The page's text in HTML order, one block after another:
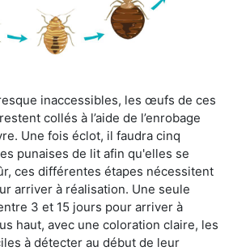
inaccessibles, les œufs de ces
collés à l’aide de l’enrobage
Une fois éclot, il faudra cinq
punaises de lit afin qu'elles se
ces différentes étapes nécessitent
arriver à réalisation. Une seule
3 et 15 jours pour arriver à
haut, avec une coloration claire, les
à détecter au début de leur